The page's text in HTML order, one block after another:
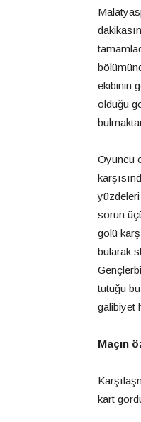
ekibinin
olduğu
Oyuncu
sorun
golü
bularak
tutuğu
galibiyet
Maçın
kart